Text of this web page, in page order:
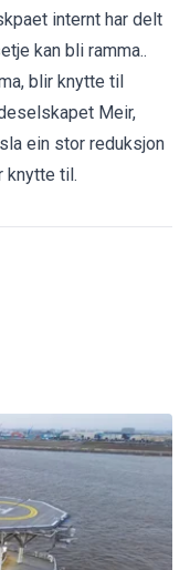
internt har delt
kan bli ramma..
blir knytte til
Meir,
ein stor reduksjon
knytte til.